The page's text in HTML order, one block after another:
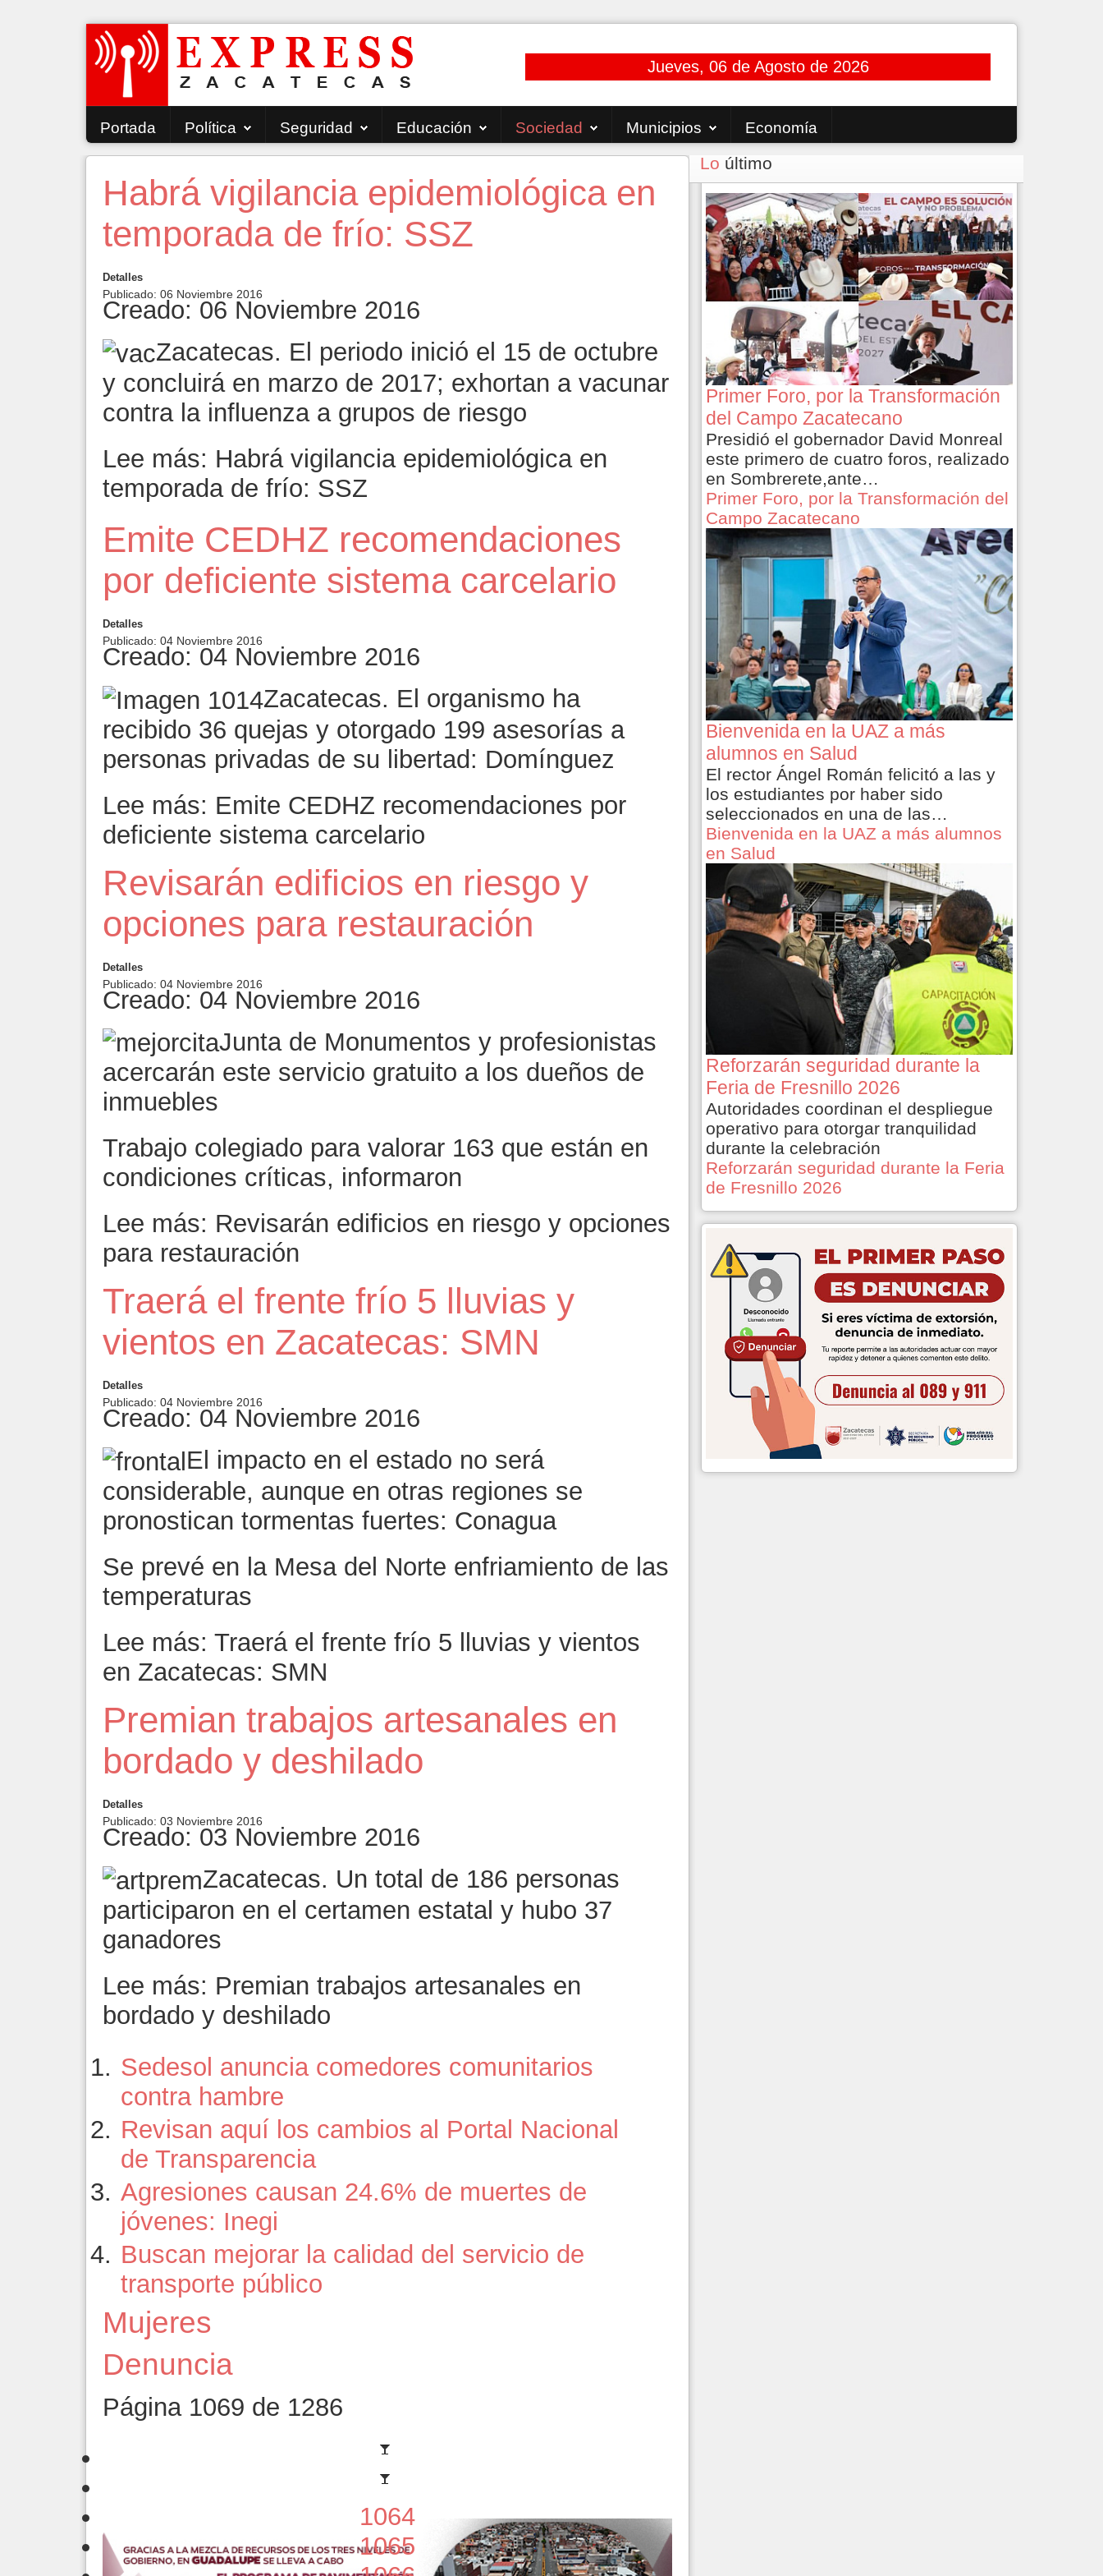
Jueves, 06 de Agosto de 2026
Portada Política Seguridad Educación Sociedad Municipios Economía
Habrá vigilancia epidemiológica en
temporada de frío: SSZ
Detalles
Publicado: 06 Noviembre 2016
Creado: 06 Noviembre 2016
Zacatecas. El periodo inició el 15 de octubre
y concluirá en marzo de 2017; exhortan a vacunar
contra la influenza a grupos de riesgo
Lee más: Habrá vigilancia epidemiológica en
temporada de frío: SSZ
Emite CEDHZ recomendaciones
por deficiente sistema carcelario
Detalles
Publicado: 04 Noviembre 2016
Creado: 04 Noviembre 2016
Zacatecas. El organismo ha
recibido 36 quejas y otorgado 199 asesorías a
personas privadas de su libertad: Domínguez
Lee más: Emite CEDHZ recomendaciones por
deficiente sistema carcelario
Revisarán edificios en riesgo y
opciones para restauración
Detalles
Publicado: 04 Noviembre 2016
Creado: 04 Noviembre 2016
Junta de Monumentos y profesionistas
acercarán este servicio gratuito a los dueños de
inmuebles
Trabajo colegiado para valorar 163 que están en
condiciones críticas, informaron
Lee más: Revisarán edificios en riesgo y opciones
para restauración
Traerá el frente frío 5 lluvias y
vientos en Zacatecas: SMN
Detalles
Publicado: 04 Noviembre 2016
Creado: 04 Noviembre 2016
El impacto en el estado no será
considerable, aunque en otras regiones se
pronostican tormentas fuertes: Conagua
Se prevé en la Mesa del Norte enfriamiento de las
temperaturas
Lee más: Traerá el frente frío 5 lluvias y vientos
en Zacatecas: SMN
Premian trabajos artesanales en
bordado y deshilado
Detalles
Publicado: 03 Noviembre 2016
Creado: 03 Noviembre 2016
Zacatecas. Un total de 186 personas
participaron en el certamen estatal y hubo 37
ganadores
Lee más: Premian trabajos artesanales en
bordado y deshilado
Sedesol anuncia comedores comunitarios
contra hambre
Revisan aquí los cambios al Portal Nacional
de Transparencia
Agresiones causan 24.6% de muertes de
jóvenes: Inegi
Buscan mejorar la calidad del servicio de
transporte público
Mujeres
Denuncia
Página 1069 de 1286
1064
1065
Lo último
Primer Foro, por la Transformación
del Campo Zacatecano
Presidió el gobernador David Monreal
este primero de cuatro foros, realizado
en Sombrerete,ante…
Primer Foro, por la Transformación del
Campo Zacatecano
Bienvenida en la UAZ a más
alumnos en Salud
El rector Ángel Román felicitó a las y
los estudiantes por haber sido
seleccionados en una de las…
Bienvenida en la UAZ a más alumnos
en Salud
Reforzarán seguridad durante la
Feria de Fresnillo 2026
Autoridades coordinan el despliegue
operativo para otorgar tranquilidad
durante la celebración
Reforzarán seguridad durante la Feria
de Fresnillo 2026